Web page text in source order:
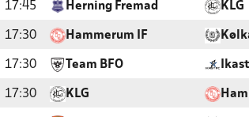
17:45 Herning Fremad KLG
17:30 Hammerum IF
17:30 Team BFO
17:30 KLG